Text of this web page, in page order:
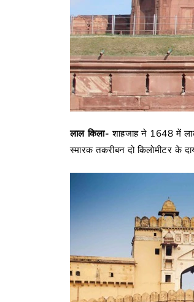
लाल किला-शाहजाह ने 1648 में
स्मारक तकरीबन दो किलोमीटर के